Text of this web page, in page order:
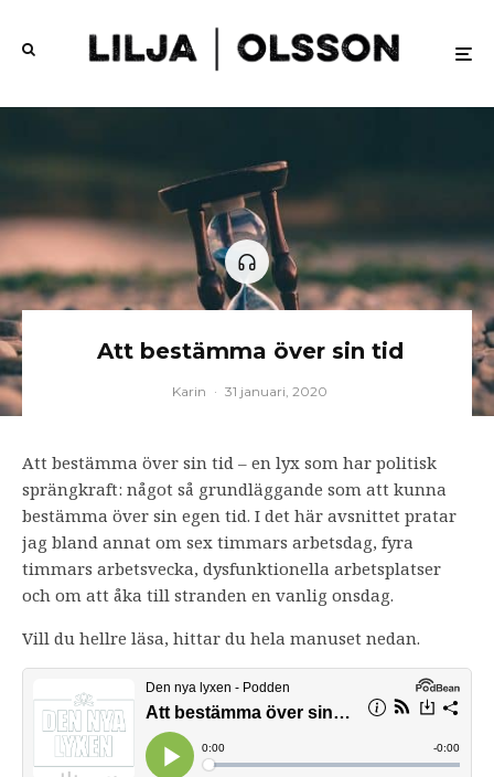
Att bestämma över sin tid
Karin · 31 januari, 2020
Att bestämma över sin tid – en lyx som har politisk
sprängkraft: något så grundläggande som att kunna
bestämma över sin egen tid. I det här avsnittet pratar
jag bland annat om sex timmars arbetsdag, fyra
timmars arbetsvecka, dysfunktionella arbetsplatser
och om att åka till stranden en vanlig onsdag.
Vill du hellre läsa, hittar du hela manuset nedan.